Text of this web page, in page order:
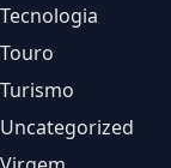
Tecnologia
Touro
Turismo
Uncategorized